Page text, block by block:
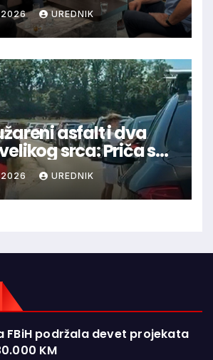
HNS-a
2026 UREDNIK
asfalt i dva
srca: Priča s
regiju
UREDNIK
FBiH podržala devet projekata
KM